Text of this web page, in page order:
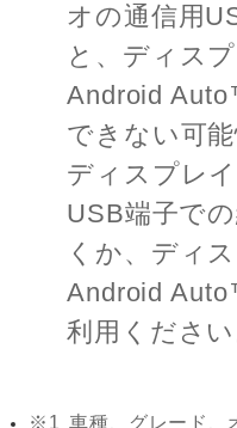
オの通信用
と、ディス
Android
できない可
ディスプレ
USB端子で
くか、ディ
Android
利用ください
※1 車種、グレード、